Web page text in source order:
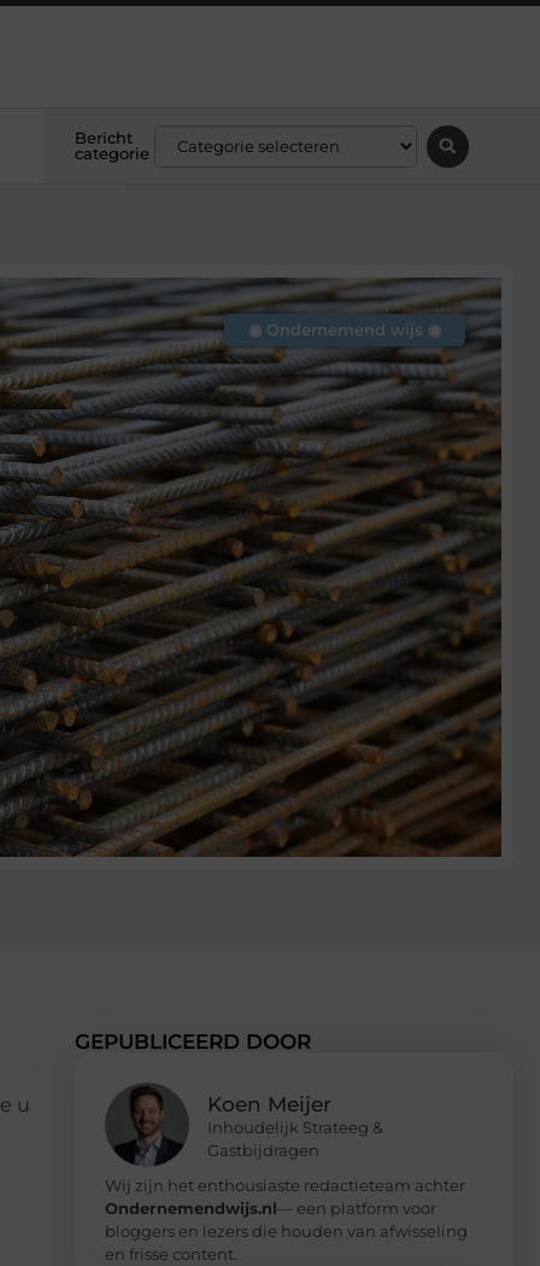
Bericht
categorie
◉ Ondernemend wijs ◉
u
GEPUBLICEERD DOOR
Koen Meijer
Inhoudelijk Strateeg &
Gastbijdragen
Wij zijn het enthousiaste redactieteam achter
Ondernemendwijs.nl— een platform voor
bloggers en lezers die houden van afwisseling
en frisse content.